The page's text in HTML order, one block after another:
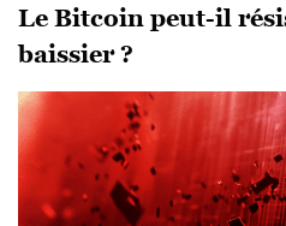
Le Bitcoin peut-il
baissier ?